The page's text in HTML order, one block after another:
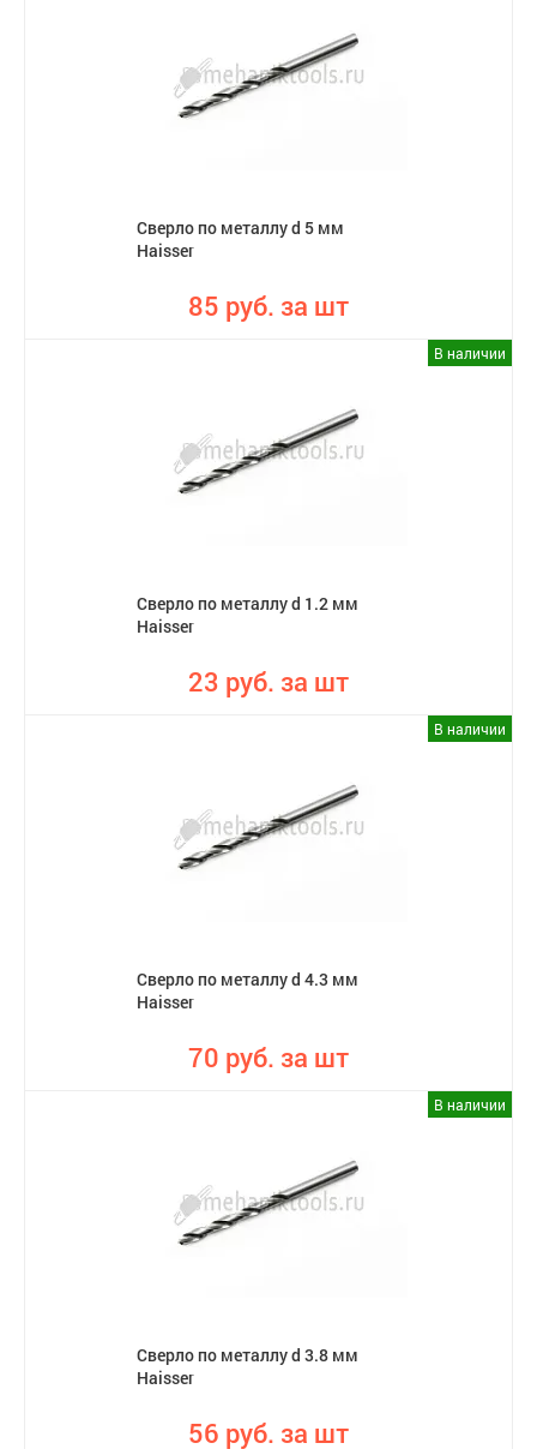
Сверло по металлу d 5 мм
Haisser
85 руб. за шт
В наличии
Сверло по металлу d 1.2 мм
Haisser
23 руб. за шт
В наличии
Сверло по металлу d 4.3 мм
Haisser
70 руб. за шт
В наличии
Сверло по металлу d 3.8 мм
Haisser
56 руб. за шт